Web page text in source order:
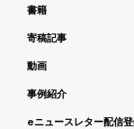
書籍
寄稿記事
動画
事例紹介
eニュースレター配信